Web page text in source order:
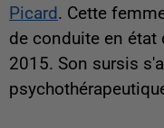
Picard. Cette
de conduite en état
2015. Son sursis